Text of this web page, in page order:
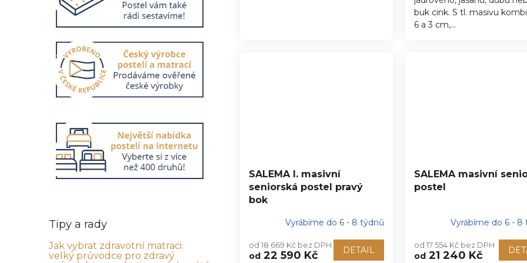
Tipy a rady
Jak vybrat zdravotní matraci:
velký průvodce pro zdravý
buk cink. S tl. masivu
6 a 3 cm,...
SALEMA I. masivní
seniorská postel pravý
bok
Vyrábíme do 6 - 8 týdnů
od 18 669 Kč bez DPH
od 22 590 Kč DETAIL
SALEMA masivní
postel
Vyrábíme do 6 - 8
od 17 554 Kč bez DPH
od21 240 Kč